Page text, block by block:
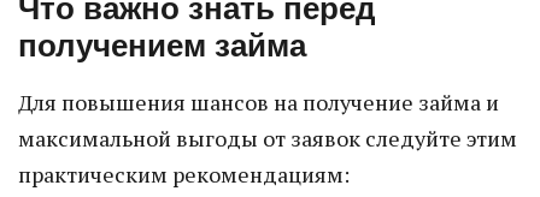
Что важно знать перед
получением займа
Для повышения шансов на получение займа и
максимальной выгоды от заявок следуйте этим
практическим рекомендациям: